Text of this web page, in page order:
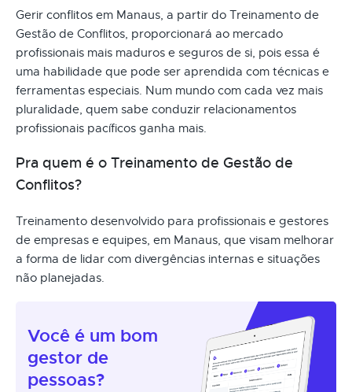
Gerir conflitos em Manaus, a partir do Treinamento de
Gestão de Conflitos, proporcionará ao mercado
profissionais mais maduros e seguros de si, pois essa é
uma habilidade que pode ser aprendida com técnicas e
ferramentas especiais. Num mundo com cada vez mais
pluralidade, quem sabe conduzir relacionamentos
profissionais pacíficos ganha mais.
Pra quem é o Treinamento de Gestão de
Conflitos?
Treinamento desenvolvido para profissionais e gestores
de empresas e equipes, em Manaus, que visam melhorar
a forma de lidar com divergências internas e situações
não planejadas.
Você é um bom
gestor de
pessoas?